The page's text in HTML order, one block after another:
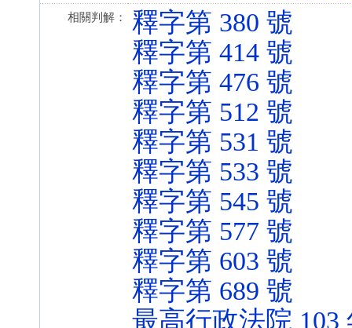
相關判解：
釋字第 380 號
釋字第 414 號
釋字第 476 號
釋字第 512 號
釋字第 531 號
釋字第 533 號
釋字第 545 號
釋字第 577 號
釋字第 603 號
釋字第 689 號
最高行政法院 103